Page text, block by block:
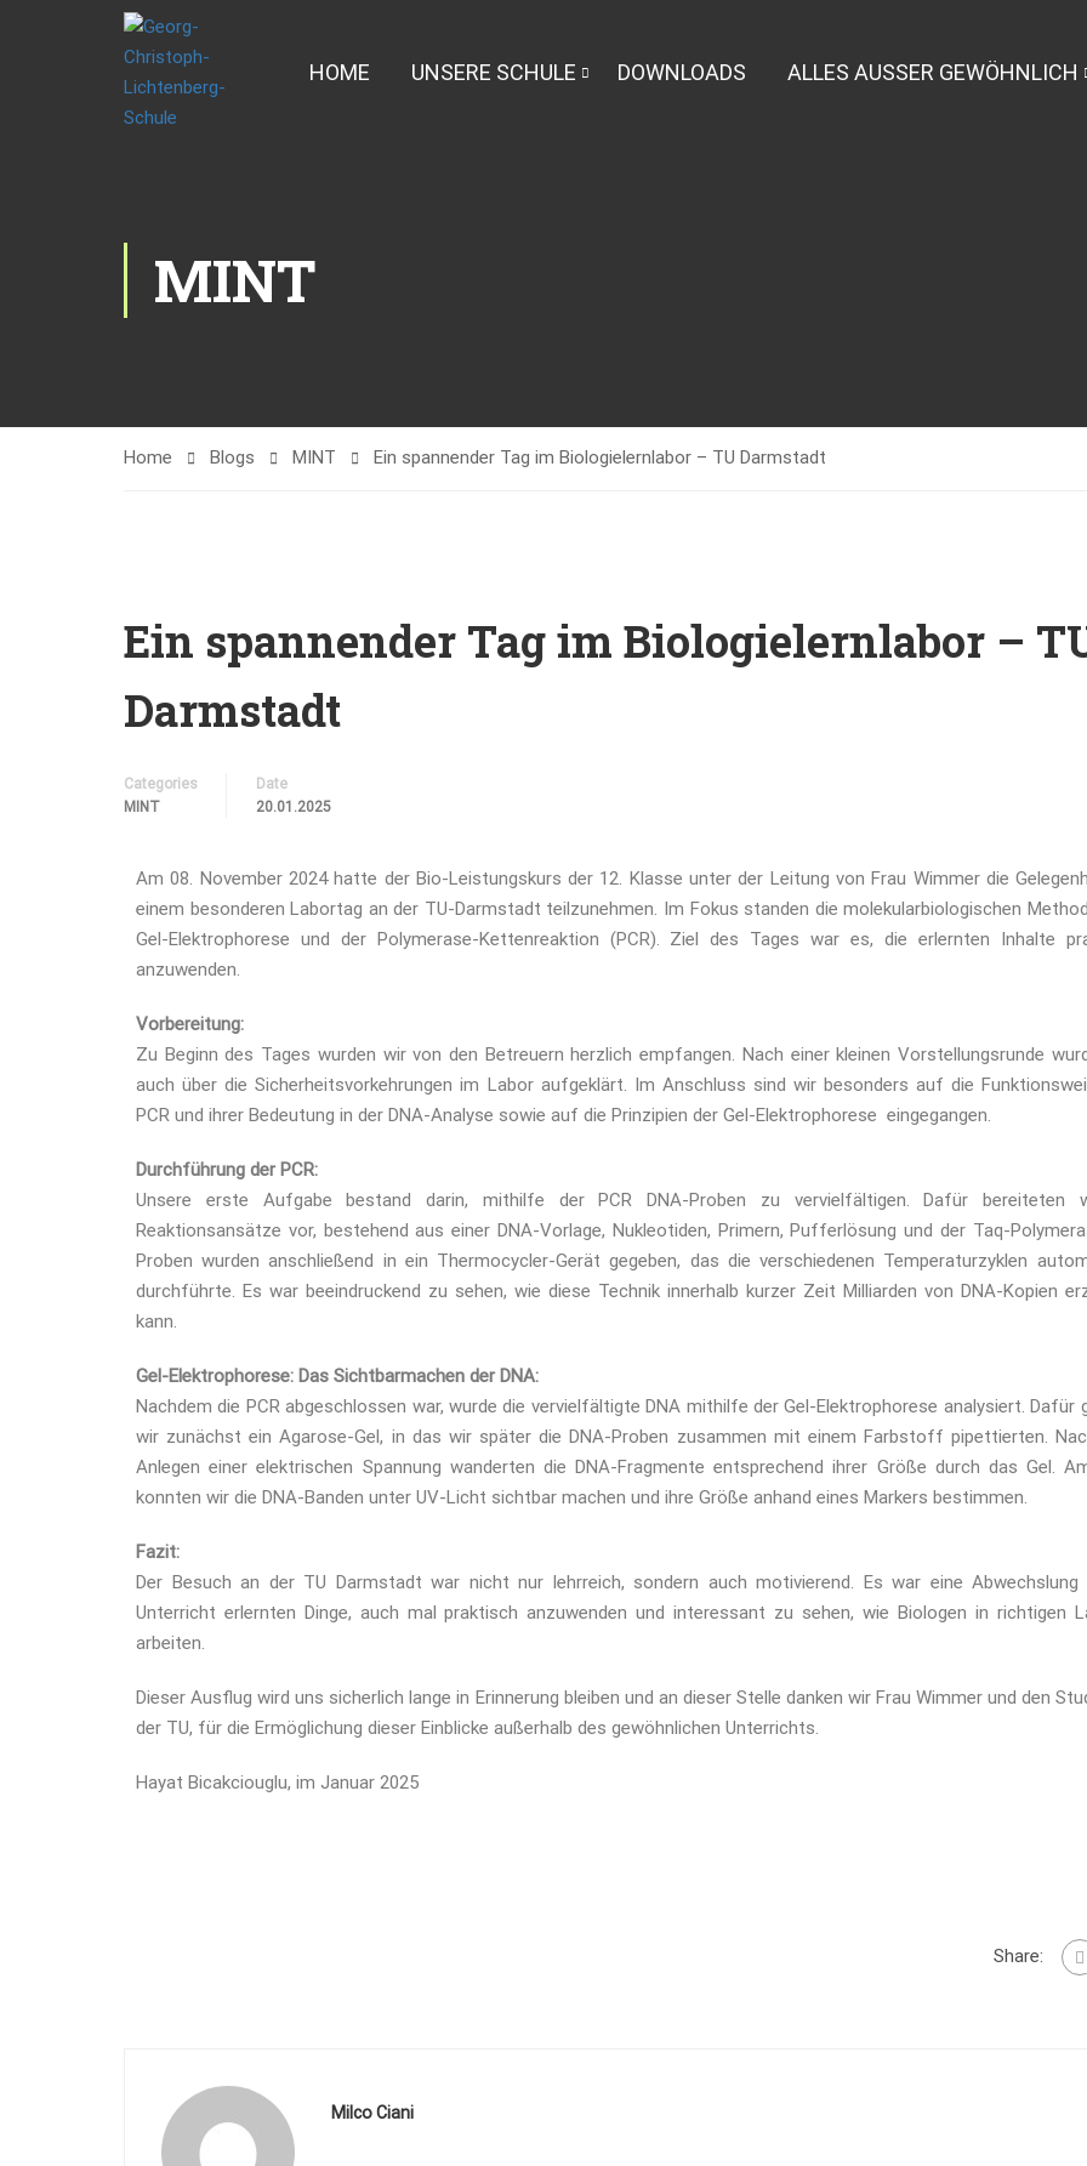
HOME UNSERE SCHULE DOWNLOADS ALLES AUSSER GEWÖHNLICH
MINT
Home Blogs MINT Ein spannender Tag im Biologielernlabor – TU Darmstadt
Ein spannender Tag im Biologielernlabor –
Darmstadt
Categories
MINT
Date
20.01.2025
Am 08. November 2024 hatte der Bio-Leistungskurs der 12. Klasse unter der Leitung von Frau Wimmer die
einem besonderen Labortag an der TU-Darmstadt teilzunehmen. Im Fokus standen die molekularbiologischen
Gel-Elektrophorese und der Polymerase-Kettenreaktion (PCR). Ziel des Tages war es, die erlernten Inhalte
anzuwenden.
Vorbereitung:
Zu Beginn des Tages wurden wir von den Betreuern herzlich empfangen. Nach einer kleinen Vorstellungsrunde
auch über die Sicherheitsvorkehrungen im Labor aufgeklärt. Im Anschluss sind wir besonders auf die
PCR und ihrer Bedeutung in der DNA-Analyse sowie auf die Prinzipien der Gel-Elektrophorese eingegangen.
Durchführung der PCR:
Unsere erste Aufgabe bestand darin, mithilfe der PCR DNA-Proben zu vervielfältigen. Dafür bereiteten
Reaktionsansätze vor, bestehend aus einer DNA-Vorlage, Nukleotiden, Primern, Pufferlösung und der Taq-
Proben wurden anschließend in ein Thermocycler-Gerät gegeben, das die verschiedenen Temperaturzyklen
durchführte. Es war beeindruckend zu sehen, wie diese Technik innerhalb kurzer Zeit Milliarden von DNA-Kopien
kann.
Gel-Elektrophorese: Das Sichtbarmachen der DNA:
Nachdem die PCR abgeschlossen war, wurde die vervielfältigte DNA mithilfe der Gel-Elektrophorese analysiert. Dafür
wir zunächst ein Agarose-Gel, in das wir später die DNA-Proben zusammen mit einem Farbstoff pipettierten.
Anlegen einer elektrischen Spannung wanderten die DNA-Fragmente entsprechend ihrer Größe durch das Gel.
konnten wir die DNA-Banden unter UV-Licht sichtbar machen und ihre Größe anhand eines Markers bestimmen.
Fazit:
Der Besuch an der TU Darmstadt war nicht nur lehrreich, sondern auch motivierend. Es war eine Abwechslung
Unterricht erlernten Dinge, auch mal praktisch anzuwenden und interessant zu sehen, wie Biologen in richtigen
arbeiten.
Dieser Ausflug wird uns sicherlich lange in Erinnerung bleiben und an dieser Stelle danken wir Frau Wimmer und den
der TU, für die Ermöglichung dieser Einblicke außerhalb des gewöhnlichen Unterrichts.
Hayat Bicakciouglu, im Januar 2025
Share:
Milco Ciani